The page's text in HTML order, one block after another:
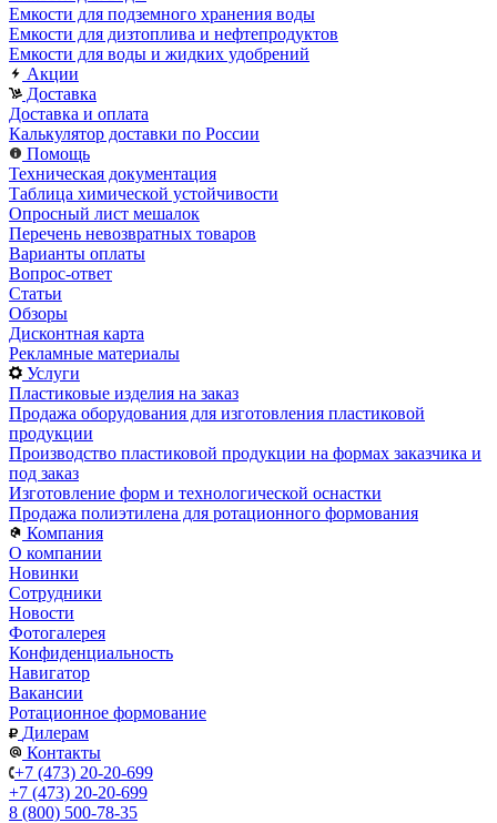
Емкости для подземного хранения воды
Емкости для дизтоплива и нефтепродуктов
Емкости для воды и жидких удобрений
Акции
Доставка
Доставка и оплата
Калькулятор доставки по России
Помощь
Техническая документация
Таблица химической устойчивости
Опросный лист мешалок
Перечень невозвратных товаров
Варианты оплаты
Вопрос-ответ
Статьи
Обзоры
Дисконтная карта
Рекламные материалы
Услуги
Пластиковые изделия на заказ
Продажа оборудования для изготовления пластиковой
продукции
Производство пластиковой продукции на формах заказчика и
под заказ
Изготовление форм и технологической оснастки
Продажа полиэтилена для ротационного формования
Компания
О компании
Новинки
Сотрудники
Новости
Фотогалерея
Конфиденциальность
Навигатор
Вакансии
Ротационное формование
Дилерам
Контакты
+7 (473) 20-20-699
+7 (473) 20-20-699
8 (800) 500-78-35